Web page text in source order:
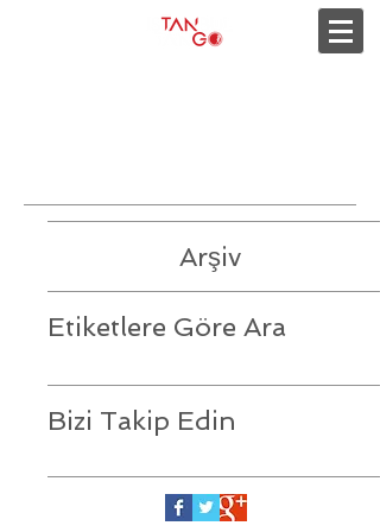
Arşiv
Etiketlere Göre Ara
Bizi Takip Edin